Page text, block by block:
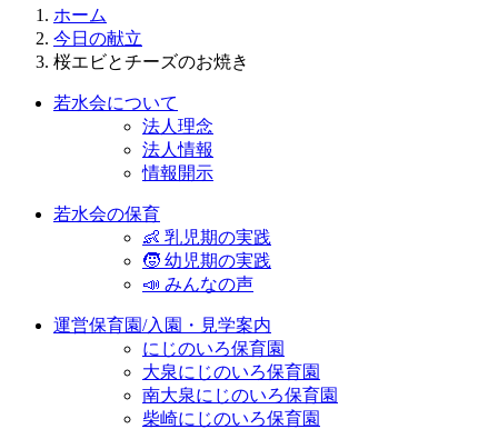
ホーム
今日の献立
桜エビとチーズのお焼き
若水会について
法人理念
法人情報
情報開示
若水会の保育
👶 乳児期の実践
🧒 幼児期の実践
📣 みんなの声
運営保育園/入園・見学案内
にじのいろ保育園
大泉にじのいろ保育園
南大泉にじのいろ保育園
柴崎にじのいろ保育園